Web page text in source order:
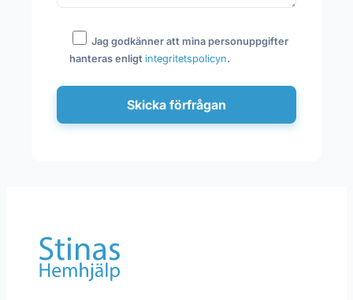
Jag godkänner att mina personuppgifter
hanteras enligt integritetspolicyn.